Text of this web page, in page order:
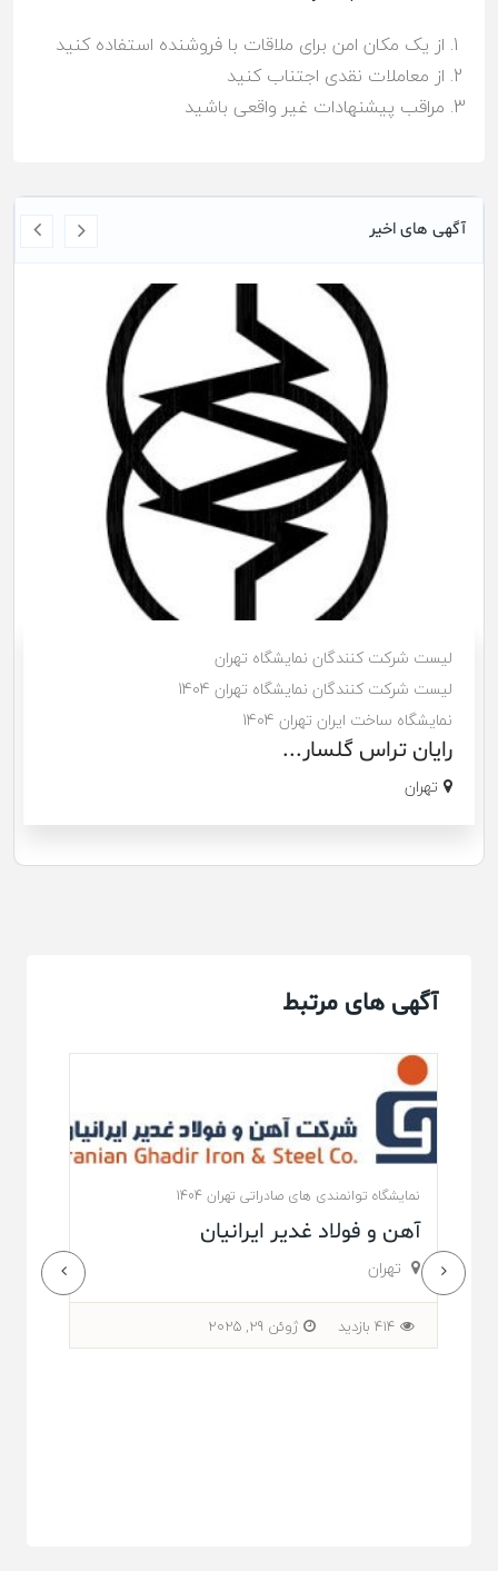
از یک مکان امن برای ملاقات با فروشنده استفاده کنید
از معاملات نقدی اجتناب کنید
مراقب پیشنهادات غیر واقعی باشید
آگهی های اخیر
لیست شرکت کنندگان نمایشگاه تهران
لیست شرکت کنندگان نمایشگاه تهران 1404
نمایشگاه ساخت ایران تهران 1404
رایان تراس گلسار...
تهران
آگهی های مرتبط
نمایشگاه توانمندی های صادراتی تهران 1404
آهن و فولاد غدیر ایرانیان
تهران
414 بازدید ژوئن 29, 2025